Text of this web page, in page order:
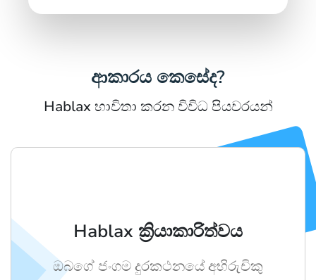
ආකාරය කෙසේද?
Hablax භාවිතා කරන විවිධ පියවරයන්
Hablax ක්‍රියාකාරිත්වය
ඔබගේ ජංගම දුරකථනයේ අභිරුචිකු